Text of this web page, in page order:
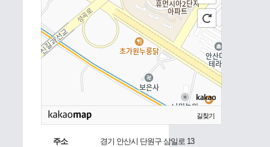
길찾기
주소
경기 안산시 단원구 삼일로 13